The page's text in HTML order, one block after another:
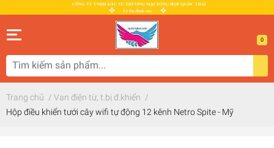
0
Trang chủ / Van điện từ, t.bị đ.khiển /
Hộp điều khiển tưới cây wifi tự động 12 kênh Netro Spite - Mỹ